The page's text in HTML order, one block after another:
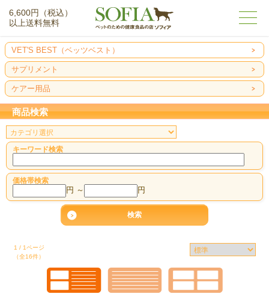
6,600円（税込）
以上送料無料
VET'S BEST（ベッツベスト）
サプリメント
ケアー用品
商品検索
キーワード検索
価格帯検索
円 ～ 円
1 / 1ページ
（全16件）